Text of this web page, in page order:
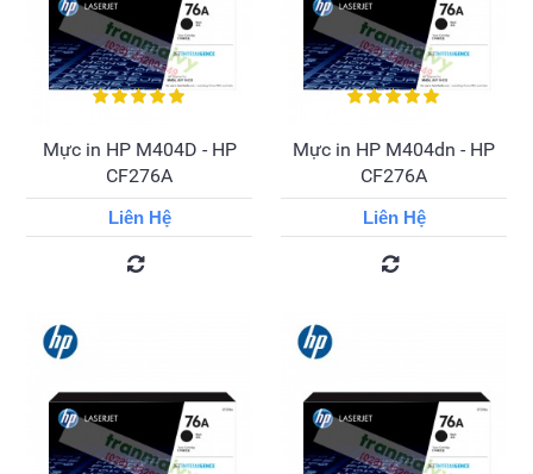
Mực in HP M404D - HP
CF276A
Liên Hệ
Mực in HP M404dn - HP
CF276A
Liên Hệ